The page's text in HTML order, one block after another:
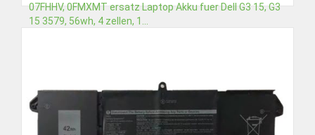
07FHHV, 0FMXMT ersatz Laptop Akku fuer Dell G3 15, G3
15 3579, 56wh, 4 zellen, 1...
In den Warenkorb